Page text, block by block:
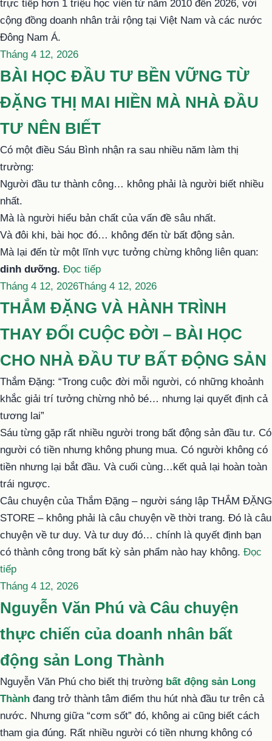
trực tiếp hơn 1 triệu học viên từ năm 2010 đến 2026, với
cộng đồng doanh nhân trải rộng tại Việt Nam và các nước
Đông Nam Á.
Đăng
trong
Tháng 4 12, 2026
BÀI HỌC ĐẦU TƯ BỀN VỮNG TỪ
ĐẶNG THỊ MAI HIỀN MÀ NHÀ ĐẦU
TƯ NÊN BIẾT
Có một điều Sáu Bình nhận ra sau nhiều năm làm thị
trường:
Người đầu tư thành công… không phải là người biết nhiều
nhất.
Mà là người hiểu bản chất của vấn đề sâu nhất.
Và đôi khi, bài học đó… không đến từ bất động sản.
Mà lại đến từ một lĩnh vực tưởng chừng không liên quan:
dinh dưỡng. Đọc tiếp“BÀI
HỌC
ĐẦU
BỀN
VỮNG
ĐẶNG
THỊ
HIỀN
MÀ
NHÀ
TƯ
NÊN
BIẾT”
Đăng
trong
Tháng 4 12, 2026Tháng 4 12, 2026
THẮM ĐẶNG VÀ HÀNH TRÌNH
THAY ĐỔI CUỘC ĐỜI – BÀI HỌC
CHO NHÀ ĐẦU TƯ BẤT ĐỘNG SẢN
Thắm Đặng: “Trong cuộc đời mỗi người, có những khoảnh
khắc giải trí tưởng chừng nhỏ bé… nhưng lại quyết định cả
tương lai”
Sáu từng gặp rất nhiều người trong bất động sản đầu tư. Có
người có tiền nhưng không phung mua. Có người không có
tiền nhưng lại bắt đầu. Và cuối cùng…kết quả lại hoàn toàn
trái ngược.
Câu chuyện của Thắm Đặng – người sáng lập THẮM ĐẶNG
STORE – không phải là câu chuyện về thời trang. Đó là câu
chuyện về tư duy. Và tư duy đó… chính là quyết định bạn
có thành công trong bất kỳ sản phẩm nào hay không. Đọc
tiếp“THẮM
ĐẶNG
VÀ
HÀNH
TRÌNH
THAY
ĐỔI
CUỘC
ĐỜI
–
Đăng
trong
Tháng 4 12, 2026
Nguyễn Văn Phú và Câu chuyện
thực chiến của doanh nhân bất
động sản Long Thành
Nguyễn Văn Phú cho biết thị trường bất động sản Long
Thành đang trở thành tâm điểm thu hút nhà đầu tư trên cả
nước. Nhưng giữa “cơm sốt” đó, không ai cũng biết cách
tham gia đúng. Rất nhiều người có tiền nhưng không có